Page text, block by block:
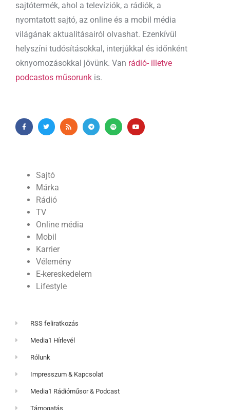
sajtótermék, ahol a televíziók, a rádiók, a
nyomtatott sajtó, az online és a mobil média
világának aktualitásairól olvashat. Ezenkívül
helyszíni tudósításokkal, interjúkkal és időnként
oknyomozásokkal jövünk. Van rádió- illetve
podcastos műsorunk is.
Sajtó
Márka
Rádió
TV
Online média
Mobil
Karrier
Vélemény
E-kereskedelem
Lifestyle
RSS feliratkozás
Media1 Hírlevél
Rólunk
Impresszum & Kapcsolat
Media1 Rádióműsor & Podcast
Támogatás